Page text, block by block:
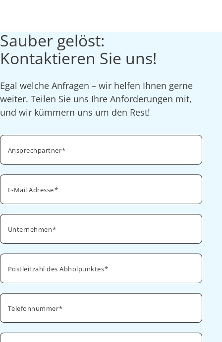
Sauber gelöst:
Kontaktieren Sie uns!
Egal welche Anfragen – wir helfen Ihnen gerne
weiter. Teilen Sie uns Ihre Anforderungen mit,
und wir kümmern uns um den Rest!
Ansprechpartner
E-Mail Adresse
Unternehmen
Postleitzahl des Abholpunktes
Telefonnummer